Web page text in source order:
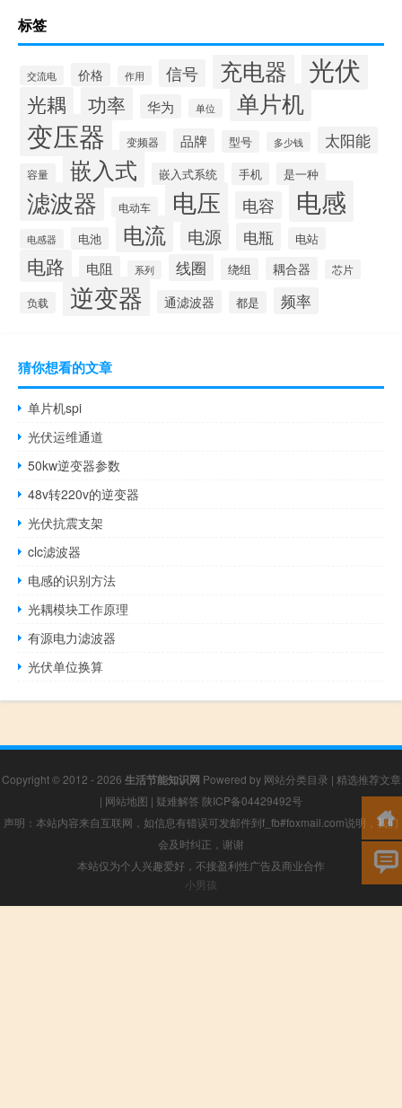
标签
交流电 价格 作用 信号 充电器 光伏
光耦 功率 华为 单位 单片机
变压器 变频器 品牌 型号 多少钱 太阳能
容量 嵌入式 嵌入式系统 手机 是一种
滤波器 电动车 电压 电容 电感
电感器 电池 电流 电源 电瓶 电站
电路 电阻 系列 线圈 绕组 耦合器 芯片
负载 逆变器 通滤波器 都是 频率
猜你想看的文章
单片机spi
光伏运维通道
50kw逆变器参数
48v转220v的逆变器
光伏抗震支架
clc滤波器
电感的识别方法
光耦模块工作原理
有源电力滤波器
光伏单位换算
Copyright © 2012 - 2026 生活节能知识网 Powered by 网站分类目录 | 精选推荐文章
| 网站地图 | 疑难解答 陕ICP备04429492号
声明：本站内容来自互联网，如信息有错误可发邮件到f_fb#foxmail.com说明，我们
会及时纠正，谢谢
本站仅为个人兴趣爱好，不接盈利性广告及商业合作
小男孩